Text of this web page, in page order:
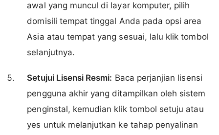
awal yang muncul di layar komputer, pilih
domisili tempat tinggal Anda pada opsi area
Asia atau tempat yang sesuai, lalu klik tombol
selanjutnya.
Setujui Lisensi Resmi: Baca perjanjian lisensi
pengguna akhir yang ditampilkan oleh sistem
penginstal, kemudian klik tombol setuju atau
yes untuk melanjutkan ke tahap penyalinan